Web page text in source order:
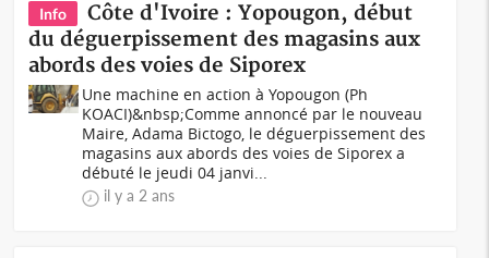
Info
Côte d'Ivoire : Yopougon, début
du déguerpissement des magasins aux
abords des voies de Siporex
Une machine en action à Yopougon (Ph
KOACI)&nbsp;Comme annoncé par le nouveau
Maire, Adama Bictogo, le déguerpissement des
magasins aux abords des voies de Siporex a
débuté le jeudi 04 janvi...
il y a 2 ans